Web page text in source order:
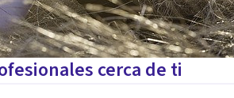
cerca de ti